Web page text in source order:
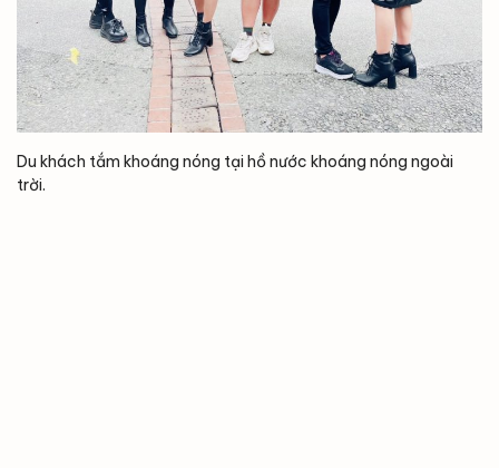
Du khách tắm khoáng nóng tại hồ nước khoáng nóng ngoài
trời.